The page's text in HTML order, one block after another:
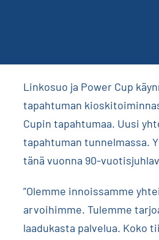
Linkosuo ja Power Cup
tapahtuman
Cupin tapahtumaa. Uusi
tapahtuman tunnelmassa.
tänä vuonna 90-
”Olemme innoissamme
arvoihimme. Tulemme
laadukasta palvelua. Koko